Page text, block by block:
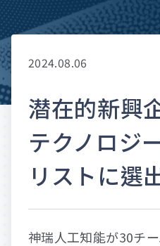
2024.08.06
潜在的新興
テクノロジ
リストに選
神瑞人工知能が30チ